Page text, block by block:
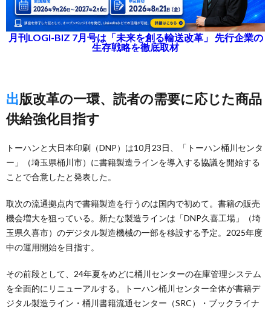
月刊LOGI-BIZ 7月号は「未来を創る輸送改革」 先行企業の
生存戦略を徹底取材
出版改革の一環、読者の需要に応じた商品
供給強化目指す
トーハンと大日本印刷（DNP）は10月23日、「トーハン桶川センタ
ー」（埼玉県桶川市）に書籍製造ラインを導入する協議を開始する
ことで合意したと発表した。
取次の流通拠点内で書籍製造を行うのは国内で初めて。書籍の販売
機会増大を狙っている。新たな製造ラインは「DNP久喜工場」（埼
玉県久喜市）のデジタル製造機械の一部を移設する予定。2025年度
中の運用開始を目指す。
その前段として、24年夏をめどに桶川センターの在庫管理システム
を全面的にリニューアルする。トーハン桶川センター全体が書籍デ
ジタル製造ライン・桶川書籍流通センター（SRC）・ブックライナ